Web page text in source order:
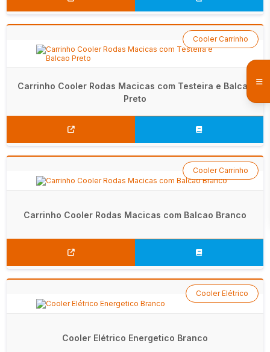
Carrinho Cooler Rodas Macicas com Testeira e Balcao
Preto
Cooler Carrinho
Carrinho Cooler Rodas Macicas com Balcao Branco
Cooler Carrinho
Cooler Elétrico Energetico Branco
Cooler Elétrico